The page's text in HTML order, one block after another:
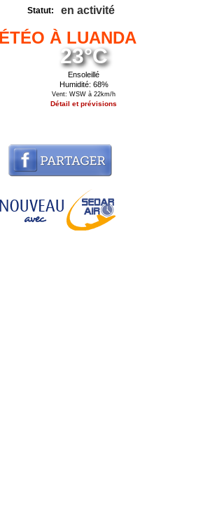
Statut: en activité
À LUANDA
23°C
Ensoleillé
Humidité: 68%
Vent: WSW à 22km/h
Détail et prévisions